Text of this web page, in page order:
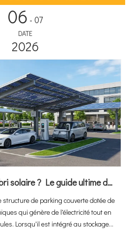
06 - 07
DATE
2026
Qu’est-ce qu’un abri solaire ? Le guide ultime de l'intégration du PV, du stockage et de la recharge des véhicules électriques
structure de parking couverte dotée de
qui génère de l'électricité tout en
Lorsqu'il est intégré au stockage